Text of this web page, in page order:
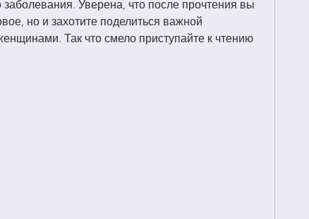
заболевания. Уверена, что после прочтения вы
но и захотите поделиться важной
Так что смело приступайте к чтению